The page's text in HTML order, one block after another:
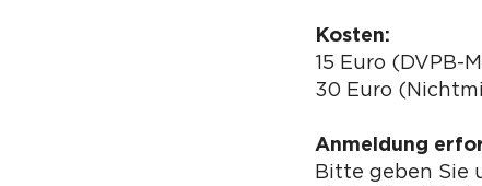
Kosten:
15 Euro (DVPB-
30 Euro
Anmeldung
Bitte geben Sie